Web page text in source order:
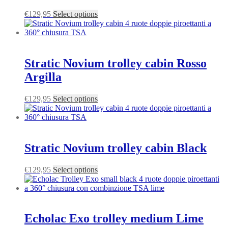
€129,95 Select options
Stratic Novium trolley cabin Rosso
Argilla
€129,95 Select options
Stratic Novium trolley cabin Black
€129,95 Select options
Echolac Exo trolley medium Lime